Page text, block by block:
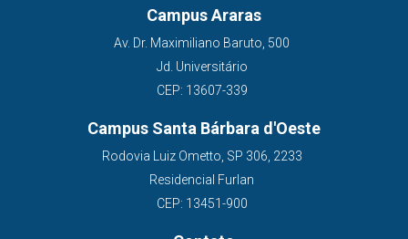
Campus Araras
Av. Dr. Maximiliano Baruto, 500
Jd. Universitário
CEP: 13607-339
Campus Santa Bárbara d'Oeste
Rodovia Luiz Ometto, SP 306, 2233
Residencial Furlan
CEP: 13451-900